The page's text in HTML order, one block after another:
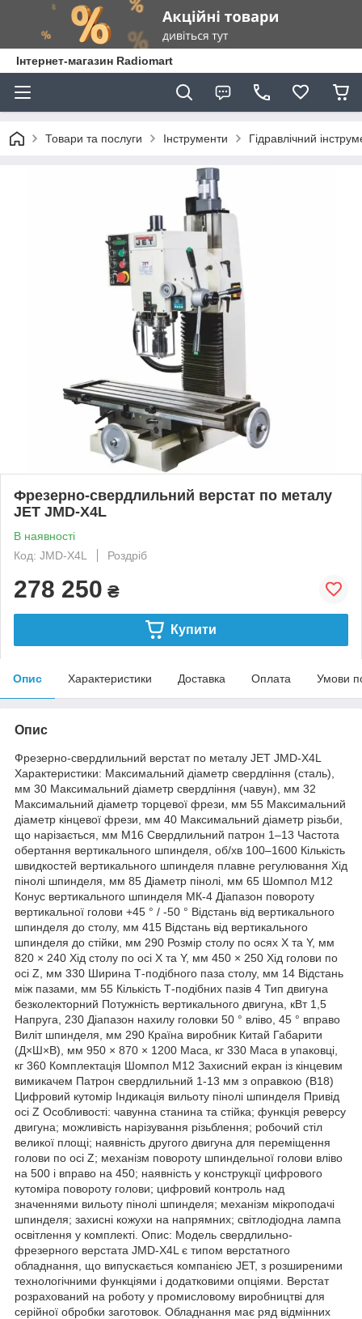
Інтернет-магазин Radiomart
Товари та послуги Інструменти Гідравлічний
Фрезерно-свердлильний верстат по металу
JET JMD-X4L
В наявності
Код: JMD-X4L
Роздріб
278 250 ₴
Купити
Опис Характеристики Доставка Оплата Умови
Опис
Фрезерно-свердлильний верстат по металу JET JMD-X4L
Характеристики: Максимальний діаметр свердління (сталь),
мм 30 Максимальний діаметр свердління (чавун), мм 32
Максимальний діаметр торцевої фрези, мм 55 Максимальний
діаметр кінцевої фрези, мм 40 Максимальний діаметр різьби,
що нарізається, мм M16 Свердлильний патрон 1–13 Частота
обертання вертикального шпинделя, об/хв 100–1600 Кількість
швидкостей вертикального шпинделя плавне регулювання Хід
пінолі шпинделя, мм 85 Діаметр пінолі, мм 65 Шомпол М12
Конус вертикального шпинделя МК-4 Діапазон повороту
вертикальної голови +45 ° / -50 ° Відстань від вертикального
шпинделя до столу, мм 415 Відстань від вертикального
шпинделя до стійки, мм 290 Розмір столу по осях X та Y, мм
820 × 240 Хід столу по осі X та Y, мм 450 × 250 Хід голови по
осі Z, мм 330 Ширина Т-подібного паза столу, мм 14 Відстань
між пазами, мм 55 Кількість Т-подібних пазів 4 Тип двигуна
безколекторний Потужність вертикального двигуна, кВт 1,5
Напруга, 230 Діапазон нахилу головки 50 ° вліво, 45 ° вправо
Виліт шпинделя, мм 290 Країна виробник Китай Габарити
(Д×Ш×В), мм 950 × 870 × 1200 Маса, кг 330 Маса в упаковці,
кг 360 Комплектація Шомпол M12 Захисний екран із кінцевим
вимикачем Патрон свердлильний 1-13 мм з оправкою (B18)
Цифровий кутомір Індикація вильоту пінолі шпинделя Привід
осі Z Особливості: чавунна станина та стійка; функція реверсу
двигуна; можливість нарізування різьблення; робочий стіл
великої площі; наявність другого двигуна для переміщення
голови по осі Z; механізм повороту шпиндельної голови вліво
на 500 і вправо на 450; наявність у конструкції цифрового
кутоміра повороту голови; цифровий контроль над
значеннями вильоту пінолі шпинделя; механізм мікроподачі
шпинделя; захисні кожухи на напрямних; світлодіодна лампа
освітлення у комплекті. Опис: Модель свердлильно-
фрезерного верстата JMD-X4L є типом верстатного
обладнання, що випускається компанією JET, з розширеними
технологічними функціями і додатковими опціями. Верстат
розрахований на роботу у промисловому виробництві для
серійної обробки заготовок. Обладнання має ряд відмінних